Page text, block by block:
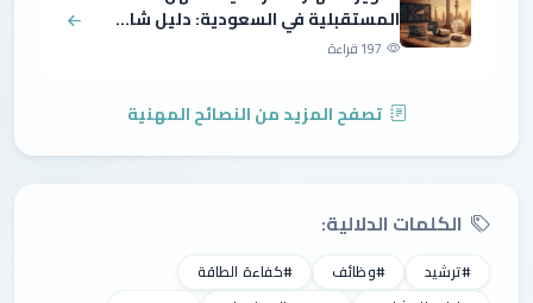
المستقبلية في السعودية: دليل شا...
197 قراءة
تصفح المزيد من النصائح المهنية
الكلمات الدلالية:
#ترشيد #وظائف
#كفاءة الطاقة